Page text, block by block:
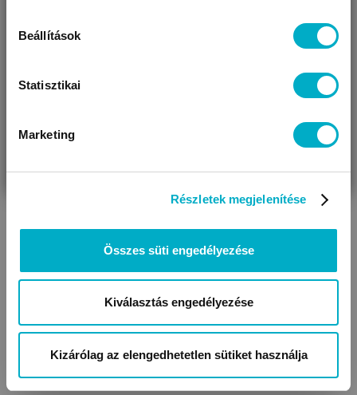
Beállítások
Statisztikai
Marketing
Részletek megjelenítése
Összes süti engedélyezése
Kiválasztás engedélyezése
Kizárólag az elengedhetetlen sütiket használja
VÁRANDÓS
AJÁNDÉKOT